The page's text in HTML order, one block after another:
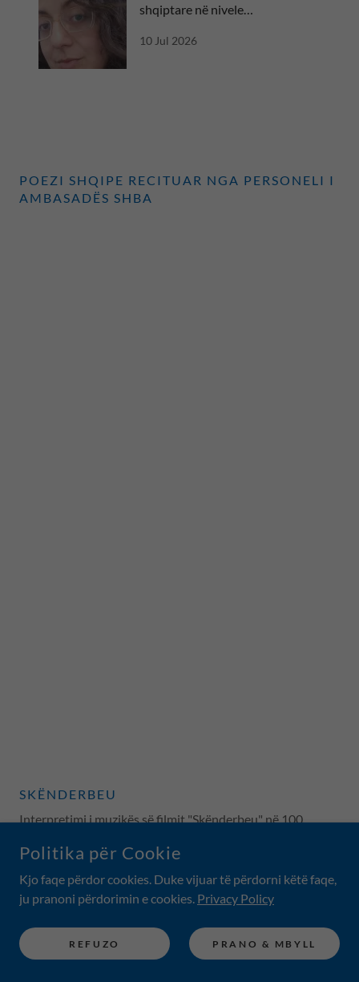
shqiptare në nivele
10 Jul 2026
POEZI SHQIPE RECITUAR NGA PERSONELI I
AMBASADËS SHBA
SKËNDERBEU
Interpretimi i muzikës së filmit "Skënderbeu" në 100
Politika për Cookie
Kjo faqe përdor cookies. Duke vijuar të përdorni këtë faqe,
ju pranoni përdorimin e cookies. Privacy Policy
REFUZO PRANO & MBYLL